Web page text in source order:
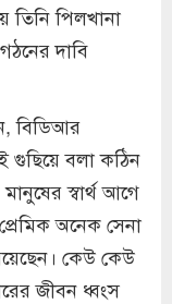
পিলখানা
দাবি
বিডিআর
গুছিয়ে বলা কঠিন
স্বার্থ আগে
অনেক সেনা
কেউ কেউ
জীবন ধ্বংস